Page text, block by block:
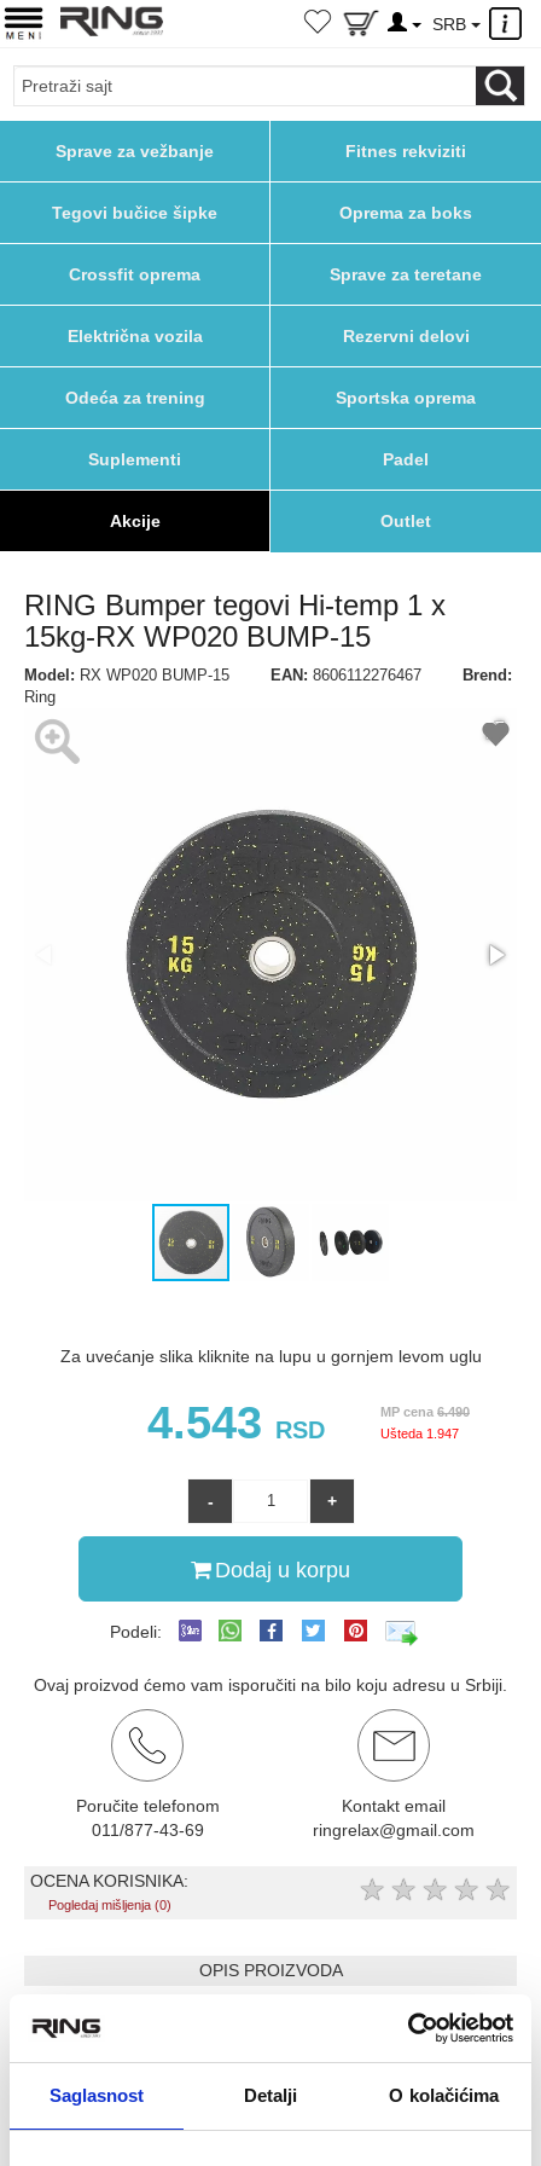
Saglasnost Detalji O kolačićima
×
SRB
Sprave za vežbanje Fitnes rekviziti
Tegovi bučice šipke Oprema za boks
Crossfit oprema Sprave za teretane
Električna vozila Rezervni delovi
Odeća za trening Sportska oprema
Suplementi Padel
Akcije Outlet
RING Bumper tegovi Hi-temp 1 x
15kg-RX WP020 BUMP-15
Model: RX WP020 BUMP-15 EAN: 8606112276467
Brend:
Ring
Za uvećanje slika kliknite na lupu u gornjem levom uglu
4.543 RSD
MP cena 6.490
Ušteda 1.947
Dodaj u korpu
Podeli:
Ovaj proizvod ćemo vam isporučiti na bilo koju adresu u Srbiji.
Poručite telefonom
011/877-43-69
Kontakt email
ringrelax@gmail.com
OCENA KORISNIKA:
Pogledaj mišljenja (0) ★ ★ ★ ★ ★
OPIS PROIZVODA
RING Bumper tegovi Hi-temp 1 x 15kg-
CROSSFIT za misice na celom telu